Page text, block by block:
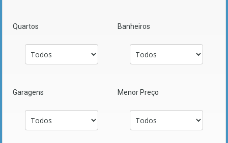
Quartos Banheiros
Garagens Menor Preço